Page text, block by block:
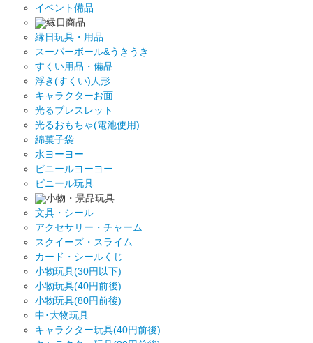
イベント備品
縁日商品
縁日玩具・用品
スーパーボール&うきうき
すくい用品・備品
浮き(すくい)人形
キャラクターお面
光るブレスレット
光るおもちゃ(電池使用)
綿菓子袋
水ヨーヨー
ビニールヨーヨー
ビニール玩具
小物・景品玩具
文具・シール
アクセサリー・チャーム
スクイーズ・スライム
カード・シールくじ
小物玩具(30円以下)
小物玩具(40円前後)
小物玩具(80円前後)
中･大物玩具
キャラクター玩具(40円前後)